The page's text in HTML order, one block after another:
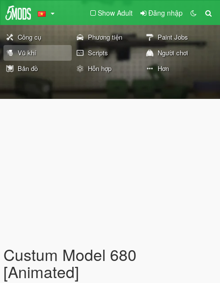
Show Adult Đăng nhập
Công cụ Phương tiện
Paint Jobs
Vũ khí
Scripts
Người chơi
Bản đồ
Hỗn hợp Hơn
Custum Model 680
[Animated]